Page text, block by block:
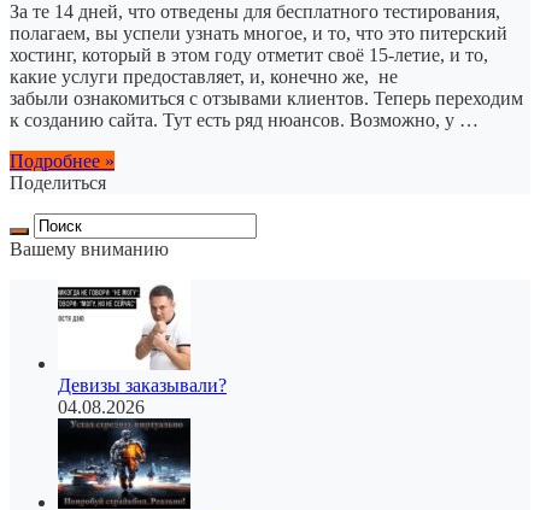
За те 14 дней, что отведены для бесплатного тестирования,
полагаем, вы успели узнать многое, и то, что это питерский
хостинг, который в этом году отметит своё 15-летие, и то,
какие услуги предоставляет, и, конечно же, не
забыли ознакомиться с отзывами клиентов. Теперь переходим
к созданию сайта. Тут есть ряд нюансов. Возможно, у …
Подробнее »
Поделиться
Вашему вниманию
Девизы заказывали?
04.08.2026